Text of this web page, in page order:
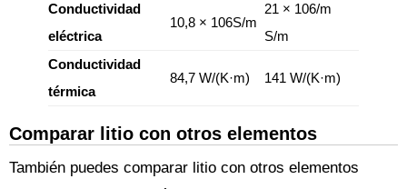
Conductividad
eléctrica
10,8 × 106S/m
21 × 106/m
S/m
Conductividad
térmica
84,7 W/(K·m) 141 W/(K·m)
Comparar litio con otros elementos
También puedes comparar litio con otros elementos